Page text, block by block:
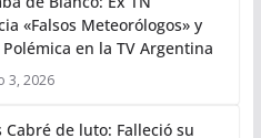
«Falsos Meteorólogos» y
Polémica en la TV Argentina
3, 2026
Cabré de luto: Falleció su